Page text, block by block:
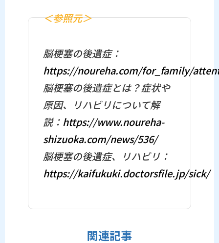
＜参照元＞
脳梗塞の後遺症：
https://noureha.com/for_family/
脳梗塞の後遺症とは？症状や
原因、リハビリについて解
説： https://www.noureha-
shizuoka.com/news/536/
脳梗塞の後遺症、リハビリ：
https://kaifukuki.doctorsfile.jp/sick/
関連記事